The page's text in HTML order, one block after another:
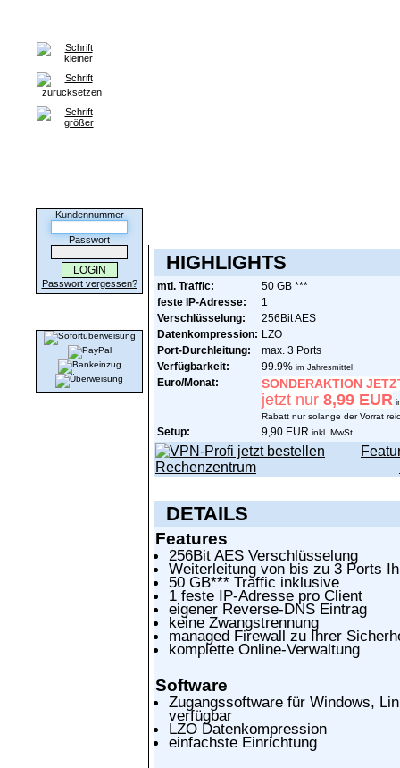
Kundennummer
Passwort
Passwort vergessen?
HIGHLIGHTS
mtl. Traffic:
50 GB ***
feste IP-Adresse:
1
Verschlüsselung:
256Bit AES
Datenkompression: LZO
Port-Durchleitung:
max. 3 Ports
Verfügbarkeit:
99.9% im Jahresmittel
Euro/Monat: SONDERAKTION
jetzt nur 8,99 EUR
Rabatt nur solange der Vorrat
Setup: 9,90 EUR inkl. MwSt.
Rechenzentrum
DETAILS
Features
256Bit AES Verschlüsselung
Weiterleitung von bis zu 3 Ports
50 GB*** Traffic inklusive
1 feste IP-Adresse pro Client
eigener Reverse-DNS Eintrag
keine Zwangstrennung
managed Firewall zu Ihrer
komplette Online-Verwaltung
Software
Zugangssoftware für Windows,
verfügbar
LZO Datenkompression
einfachste Einrichtung